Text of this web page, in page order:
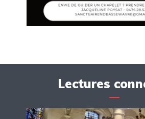
Lectures